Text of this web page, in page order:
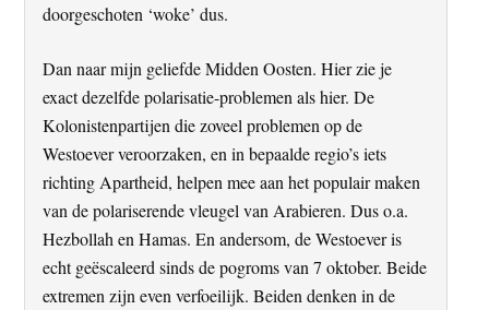
doorgeschoten ‘woke’ dus.
Dan naar mijn geliefde Midden Oosten. Hier zie je
exact dezelfde polarisatie-problemen als hier. De
Kolonistenpartijen die zoveel problemen op de
Westoever veroorzaken, en in bepaalde regio’s iets
richting Apartheid, helpen mee aan het populair maken
van de polariserende vleugel van Arabieren. Dus o.a.
Hezbollah en Hamas. En andersom, de Westoever is
echt geëscaleerd sinds de pogroms van 7 oktober. Beide
extremen zijn even verfoeilijk. Beiden denken in de